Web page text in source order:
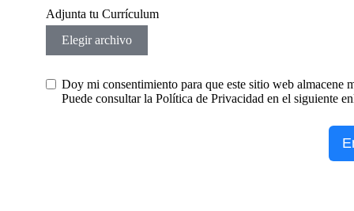
Adjunta tu Currículum
Elegir archivo
Doy mi consentimiento para que este sitio web almacene
Puede consultar la Política de Privacidad en el siguiente